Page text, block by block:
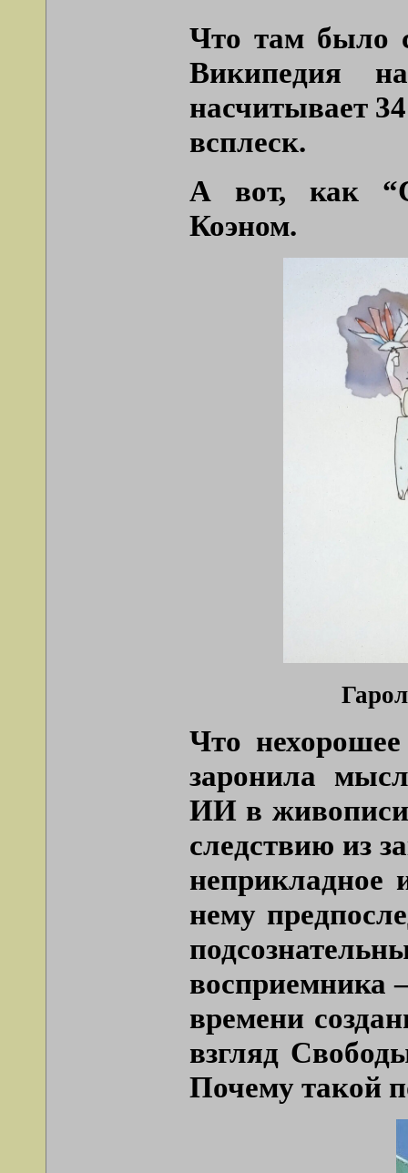
Что там было
Википедия
насчитывает
всплеск.
А вот, как
Коэном.
Что
заронила
ИИ в живописи
следствию из
неприкладное
нему
восприемника
времени
взгляд
Почему такой